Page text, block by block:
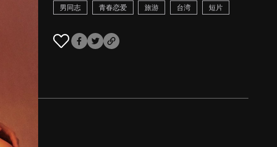
男同志
青春恋爱 旅游 台湾 短片